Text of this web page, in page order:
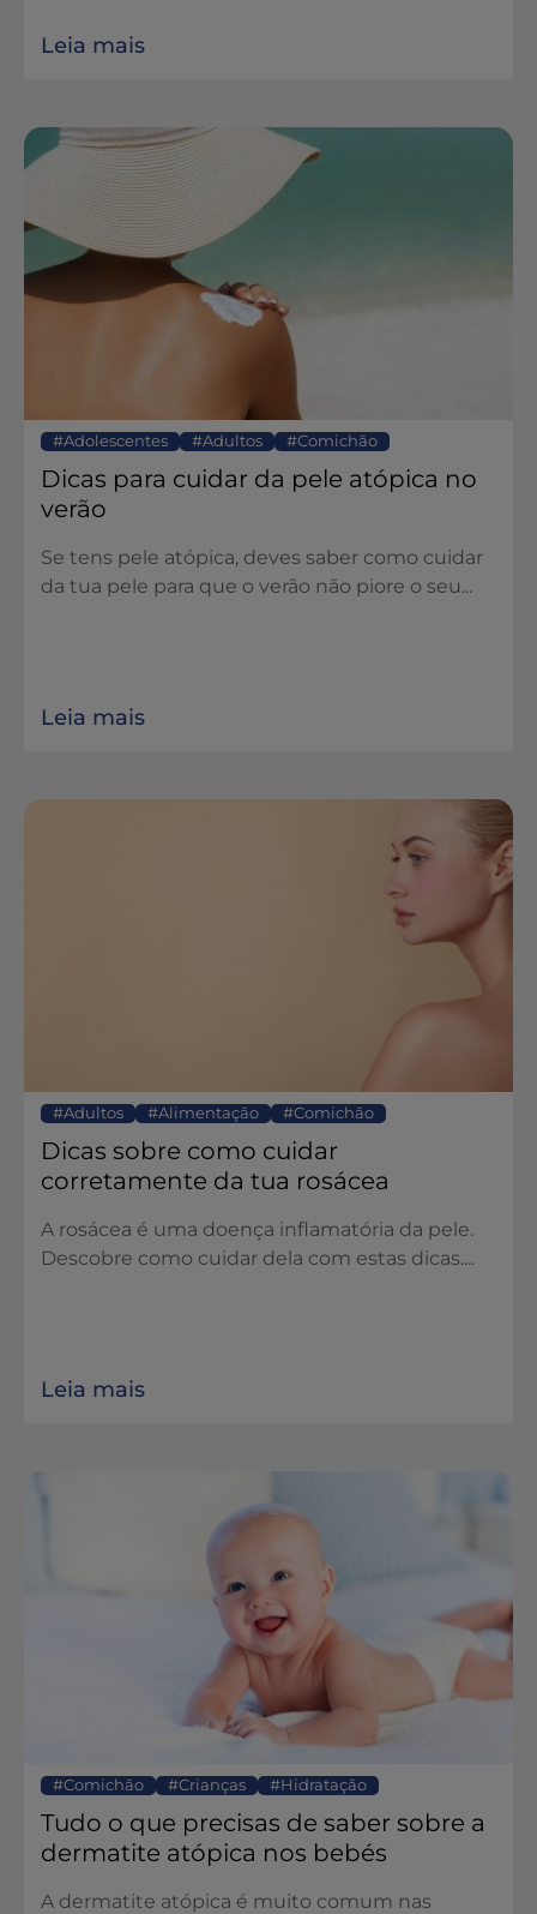
Leia mais
Adolescentes Adultos Comichão
Dicas para cuidar da pele atópica no
verão
Se tens pele atópica, deves saber como cuidar
da tua pele para que o verão não piore o seu...
Leia mais
Adultos Alimentação Comichão
Dicas sobre como cuidar
corretamente da tua rosácea
A rosácea é uma doença inflamatória da pele.
Descobre como cuidar dela com estas dicas....
Leia mais
Comichão Crianças Hidratação
Tudo o que precisas de saber sobre a
dermatite atópica nos bebés
A dermatite atópica é muito comum nas